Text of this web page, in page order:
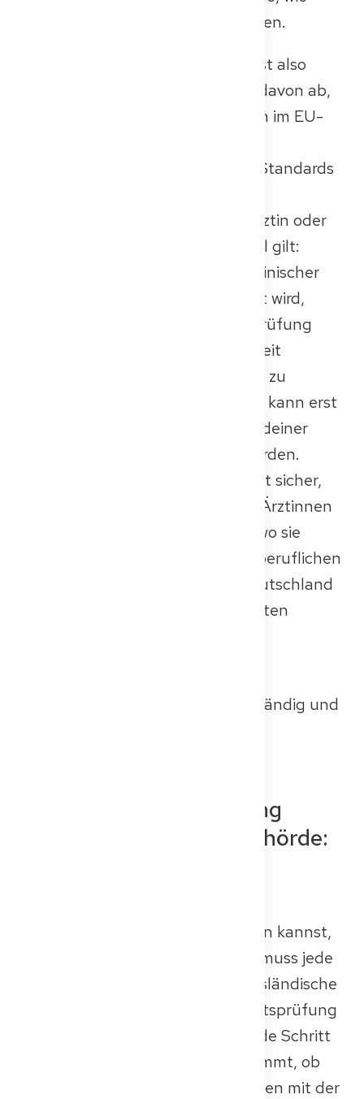
einem Anpassungslehrgang, führen.
Die automatische Anerkennung ist also
nicht bedingungslos – sie hängt davon ab,
ob die Ausbildung vollständig den im EU-
Verwaltungspraxis festgelegten Standards
Und was, wenn du bereits Fachärztin oder
Facharzt bist? Auch in diesem Fall gilt:
Wenn dein grundständiger medizinischer
Abschluss formal nicht anerkannt wird,
musst du dennoch die Kenntnisprüfung
bestehen (oder die Gleichwertigkeit
nachweisen), um die Approbation zu
erhalten. Die Facharztausbildung kann erst
nach erfolgreicher Anerkennung deiner
Grundqualifikation anerkannt werden.
Das Anerkennungsverfahren stellt sicher,
dass alle in Deutschland tätigen Ärztinnen
und Ärzte – unabhängig davon, wo sie
ausgebildet wurden – dieselben beruflichen
Standards erfüllen, die von in Deutschland
ausgebildeten Ärztinnen und Ärzten
– Klar, vollständig und
Gleichwertigkeitsprüfung
durch die zuständige Behörde:
Bevor du überhaupt daran denken kannst,
die Kenntnisprüfung abzulegen, muss jede
ausländische Ärztin und jeder ausländische
Arzt zunächst die Gleichwertigkeitsprüfung
durchlaufen. Dieser entscheidende Schritt
im Anerkennungsverfahren bestimmt, ob
deine medizinischen Qualifikationen mit der